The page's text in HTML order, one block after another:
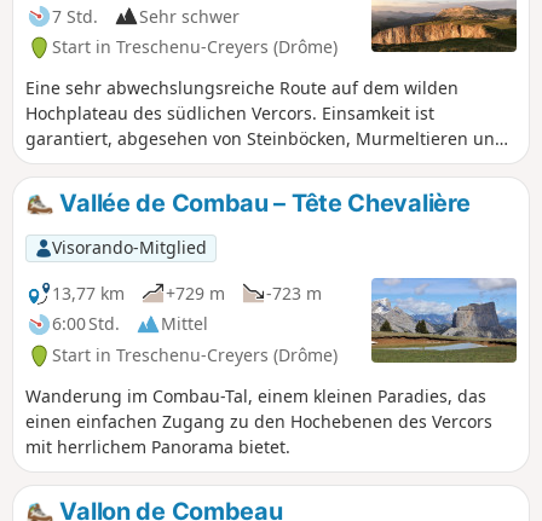
7 Std.
Sehr schwer
Start in Treschenu-Creyers (Drôme)
Eine sehr abwechslungsreiche Route auf dem wilden
Hochplateau des südlichen Vercors. Einsamkeit ist
garantiert, abgesehen von Steinböcken, Murmeltieren und
Geiern. Diese Wanderung ist nicht markiert, nur einige
topografische Orientierungspunkte helfen Ihnen, sich auf
den fast 16 km zurechtzufinden. Die Orientierung ist jedoch
einfach, da die Sicht in der Regel sehr gut ist. Diese
Wanderung ist eine hervorragende Übung für das Wandern
abseits der Wege. Einige Orientierungstipps finden Sie
unter „Praktische Informationen”.
Vallée de Combau – Tête Chevalière
Visorando-Mitglied
13,77 km
+729 m
-723 m
6:00 Std.
Mittel
Start in Treschenu-Creyers (Drôme)
Wanderung im Combau-Tal, einem kleinen Paradies, das
einen einfachen Zugang zu den Hochebenen des Vercors
mit herrlichem Panorama bietet.
Vallon de Combeau